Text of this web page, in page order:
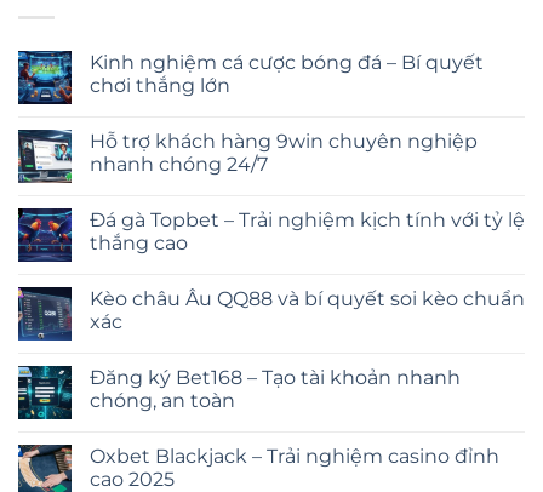
Kinh nghiệm cá cược bóng đá – Bí quyết
chơi thắng lớn
Hỗ trợ khách hàng 9win chuyên nghiệp
nhanh chóng 24/7
Đá gà Topbet – Trải nghiệm kịch tính với tỷ lệ
thắng cao
Kèo châu Âu QQ88 và bí quyết soi kèo chuẩn
xác
Đăng ký Bet168 – Tạo tài khoản nhanh
chóng, an toàn
Oxbet Blackjack – Trải nghiệm casino đỉnh
cao 2025